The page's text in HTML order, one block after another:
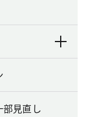
部見直し